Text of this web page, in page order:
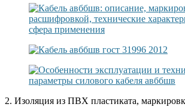
2. Изоляция из ПВХ пластиката,